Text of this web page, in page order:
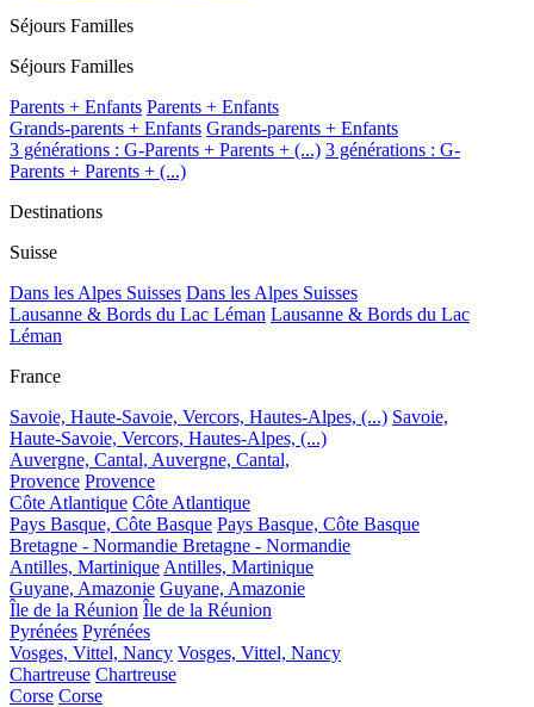
Séjours Familles
Séjours Familles
Parents + Enfants Parents + Enfants
Grands-parents + Enfants Grands-parents + Enfants
3 générations : G-Parents + Parents + (...) 3 générations : G-
Parents + Parents + (...)
Destinations
Suisse
Dans les Alpes Suisses Dans les Alpes Suisses
Lausanne & Bords du Lac Léman Lausanne & Bords du Lac
Léman
France
Savoie, Haute-Savoie, Vercors, Hautes-Alpes, (...) Savoie,
Haute-Savoie, Vercors, Hautes-Alpes, (...)
Auvergne, Cantal, Auvergne, Cantal,
Provence Provence
Côte Atlantique Côte Atlantique
Pays Basque, Côte Basque Pays Basque, Côte Basque
Bretagne - Normandie Bretagne - Normandie
Antilles, Martinique Antilles, Martinique
Guyane, Amazonie Guyane, Amazonie
Île de la Réunion Île de la Réunion
Pyrénées Pyrénées
Vosges, Vittel, Nancy Vosges, Vittel, Nancy
Chartreuse Chartreuse
Corse Corse